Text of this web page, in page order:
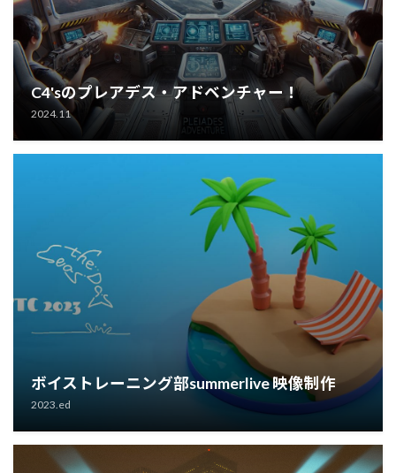
C4'sのプレアデス・アドベンチャー！
2024.11
ボイストレーニング部summerlive 映像制作
2023.ed